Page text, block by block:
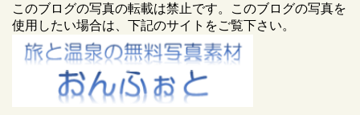
このブログの写真の転載は禁止です。このブログの写真を
使用したい場合は、下記のサイトをご覧下さい。